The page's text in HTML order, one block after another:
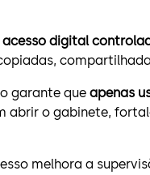
digital
garante que apenas
abrir o gabinete,
melhora a